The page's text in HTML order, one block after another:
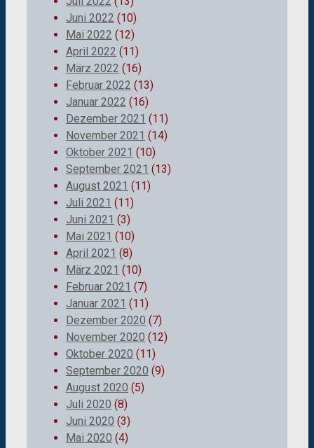
Juni 2022 (10)
Mai 2022 (12)
April 2022 (11)
März 2022 (16)
Februar 2022 (13)
Januar 2022 (16)
Dezember 2021 (11)
November 2021 (14)
Oktober 2021 (10)
September 2021 (13)
August 2021 (11)
Juli 2021 (11)
Juni 2021 (3)
Mai 2021 (10)
April 2021 (8)
März 2021 (10)
Februar 2021 (7)
Januar 2021 (11)
Dezember 2020 (7)
November 2020 (12)
Oktober 2020 (11)
September 2020 (9)
August 2020 (5)
Juli 2020 (8)
Juni 2020 (3)
Mai 2020 (4)